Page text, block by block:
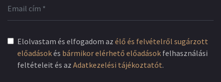
Elolvastam és elfogadom az élő és felvételről sugárzott
előadásokés bármikor elérhető előadások felhasználási
feltételeit és az Adatkezelési tájékoztatót.